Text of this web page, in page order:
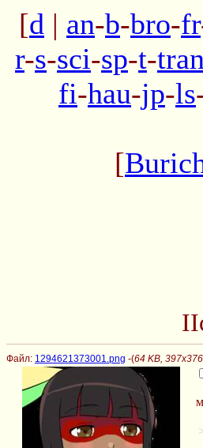
[d | an-b-bro-fr
r-s-sci-sp-t-tran
fi-hau-jp-ls
[
Файл: 1294621373001.png -(64 KB,